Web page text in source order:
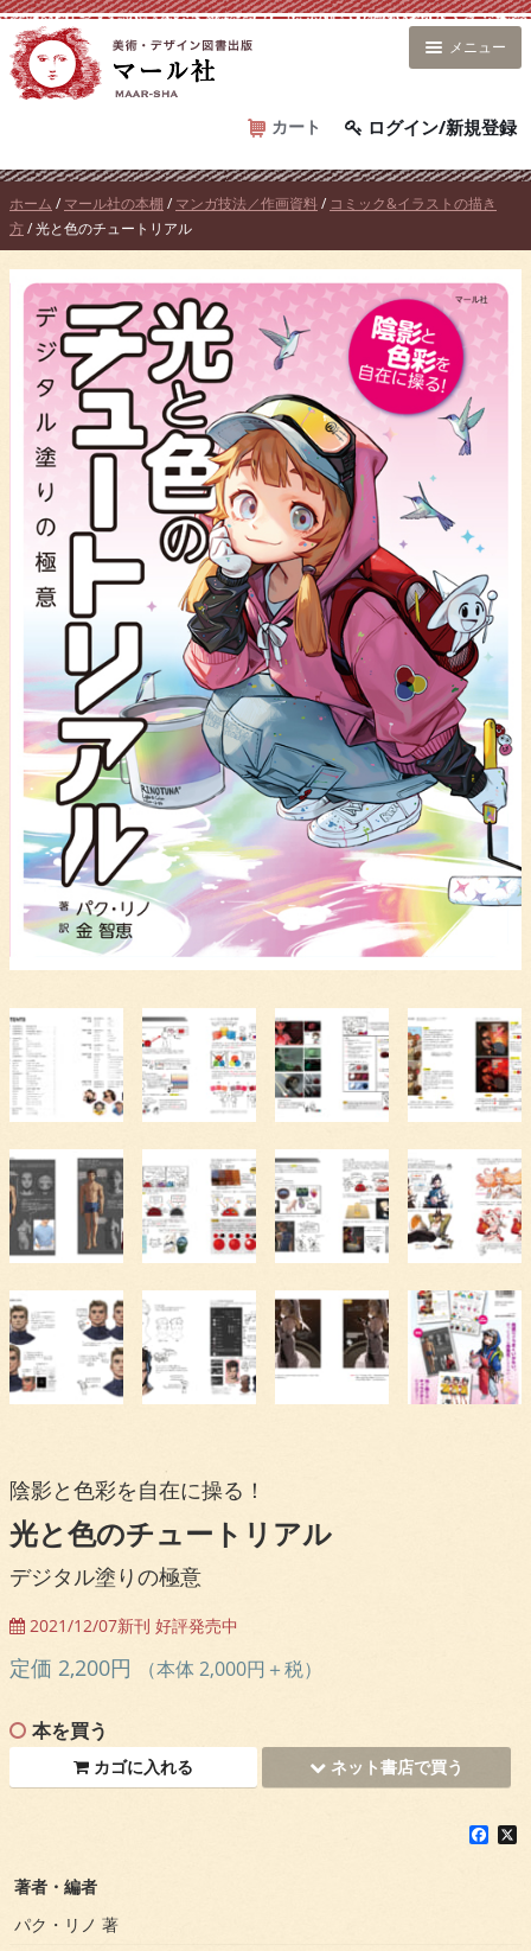
コ
ン
テ
ス
キ
ッ
プ
カート ログイン/新規登録
メニュー
ホーム / マール社の本棚 / マンガ技法／作画資料 / コミック&イラストの描き
方 / 光と色のチュートリアル
陰影と色彩を自在に操る！
光と色のチュートリアル
デジタル塗りの極意
2021/12/07新刊 好評発売中
定価 2,200円 （本体 2,000円＋税）
本を買う
カゴに入れる ネット書店で買う
著者・編者
パク・リノ 著